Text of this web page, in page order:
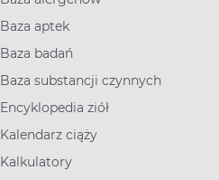
Baza aptek
Baza badań
Baza substancji czynnych
Encyklopedia ziół
Kalendarz ciąży
Kalkulatory